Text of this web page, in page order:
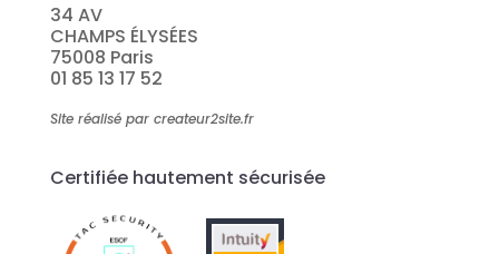
34 AV
CHAMPS ÉLYSÉES
75008 Paris
01 85 13 17 52
Site réalisé par createur2site.fr
Certifiée hautement sécurisée